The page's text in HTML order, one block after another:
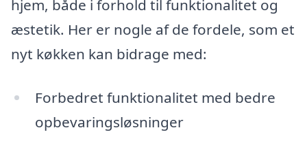
hjem, både i forhold til funktionalitet og
æstetik. Her er nogle af de fordele, som et
nyt køkken kan bidrage med:
Forbedret funktionalitet med bedre
opbevaringsløsninger